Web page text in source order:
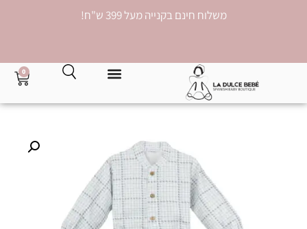
משלוח חינם בקנייה מעל 399 ש"ח!
0